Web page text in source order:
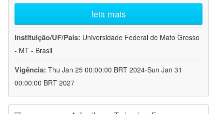
leia mais
Instituição/UF/País: Universidade Federal de Mato Grosso
- MT - Brasil
Vigência: Thu Jan 25 00:00:00 BRT 2024-Sun Jan 31
00:00:00 BRT 2027